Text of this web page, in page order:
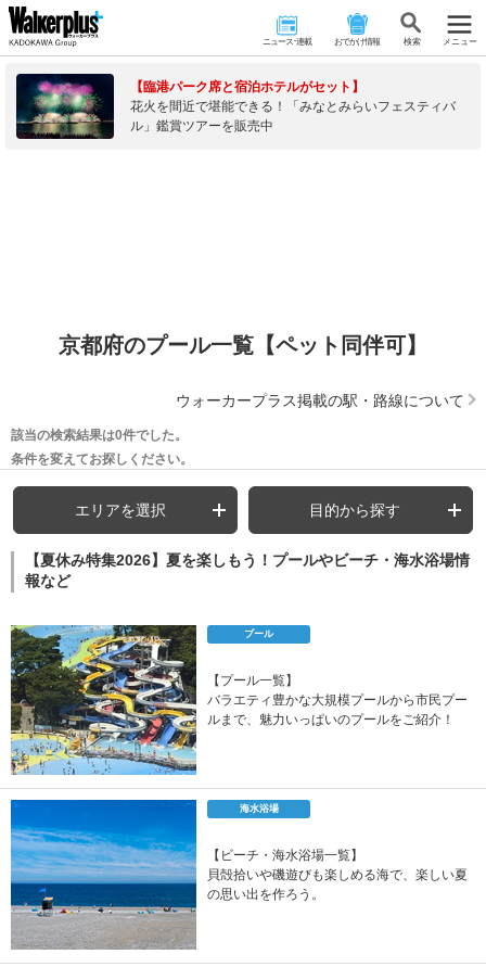
ニュース･連載 おでかけ情報 検 索 メニュー
【臨港パーク席と宿泊ホテルがセット】
花火を間近で堪能できる！「みなとみらいフェスティバ
ル」鑑賞ツアーを販売中
京都府のプール一覧【ペット同伴可】
ウォーカープラス掲載の駅・路線について
該当の検索結果は0件でした。
条件を変えてお探しください。
エリアを選択 目的から探す
【夏休み特集2026】夏を楽しもう！プールやビーチ・海水浴場情
報など
プール
【プール一覧】
バラエティ豊かな大規模プールから市民プー
ルまで、魅力いっぱいのプールをご紹介！
海水浴場
【ビーチ・海水浴場一覧】
貝殻拾いや磯遊びも楽しめる海で、楽しい夏
の思い出を作ろう。